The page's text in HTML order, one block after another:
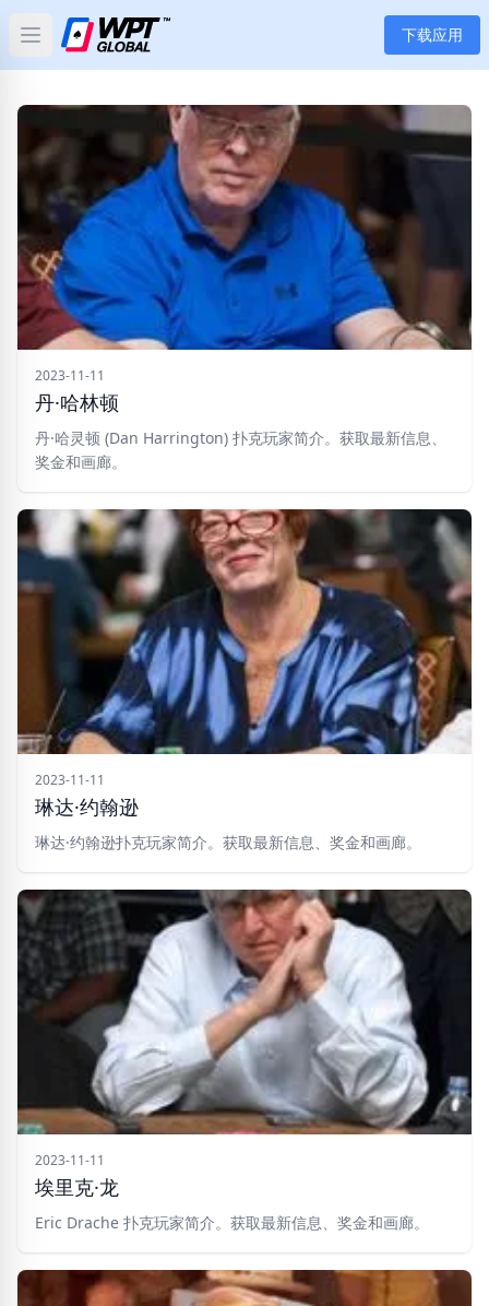
Open main menu 下载应用
新闻
文章
扑克
分类
2023-11-11
丹·哈林顿
丹·哈灵顿 (Dan Harrington) 扑克玩家简介。获取最新信息、
奖金和画廊。
2023-11-11
琳达·约翰逊
琳达·约翰逊扑克玩家简介。获取最新信息、奖金和画廊。
2023-11-11
埃里克·龙
Eric Drache 扑克玩家简介。获取最新信息、奖金和画廊。